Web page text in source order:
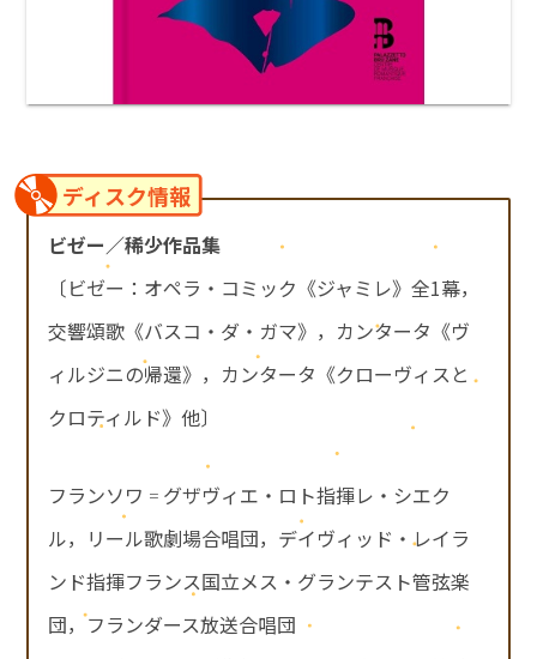
ディスク情報
ビゼー／稀少作品集
〔ビゼー：オペラ・コミック《ジャミレ》全1幕，
交響頌歌《バスコ・ダ・ガマ》，カンタータ《ヴ
ィルジニの帰還》，カンタータ《クローヴィスと
クロティルド》他〕
フランソワ゠グザヴィエ・ロト指揮レ・シエク
ル，リール歌劇場合唱団，デイヴィッド・レイラ
ンド指揮フランス国立メス・グランテスト管弦楽
団，フランダース放送合唱団